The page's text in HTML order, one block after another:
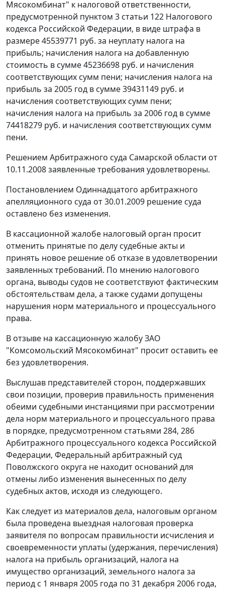
Мясокомбинат" к налоговой ответственности,
предусмотренной пунктом 3 статьи 122 Налогового
кодекса Российской Федерации, в виде штрафа в
размере 45539771 руб. за неуплату налога на
прибыль; начисления налога на добавленную
стоимость в сумме 45236698 руб. и начисления
соответствующих сумм пени; начисления налога на
прибыль за 2005 год в сумме 39431149 руб. и
начисления соответствующих сумм пени;
начисления налога на прибыль за 2006 год в сумме
74418279 руб. и начисления соответствующих сумм
пени.
Решением Арбитражного суда Самарской области от
10.11.2008 заявленные требования удовлетворены.
Постановлением Одиннадцатого арбитражного
апелляционного суда от 30.01.2009 решение суда
оставлено без изменения.
В кассационной жалобе налоговый орган просит
отменить принятые по делу судебные акты и
принять новое решение об отказе в удовлетворении
заявленных требований. По мнению налогового
органа, выводы судов не соответствуют фактическим
обстоятельствам дела, а также судами допущены
нарушения норм материального и процессуального
права.
В отзыве на кассационную жалобу ЗАО
"Комсомольский Мясокомбинат" просит оставить ее
без удовлетворения.
Выслушав представителей сторон, поддержавших
свои позиции, проверив правильность применения
обеими судебными инстанциями при рассмотрении
дела норм материального и процессуального права
в порядке, предусмотренном статьями 284, 286
Арбитражного процессуального кодекса Российской
Федерации, Федеральный арбитражный суд
Поволжского округа не находит оснований для
отмены либо изменения вынесенных по делу
судебных актов, исходя из следующего.
Как следует из материалов дела, налоговым органом
была проведена выездная налоговая проверка
заявителя по вопросам правильности исчисления и
своевременности уплаты (удержания, перечисления)
налога на прибыль организаций, налога на
имущество организаций, земельного налога за
период с 1 января 2005 года по 31 декабря 2006 года,